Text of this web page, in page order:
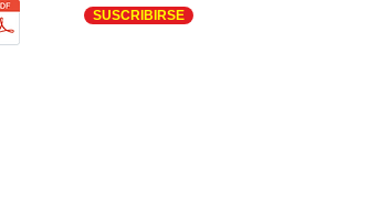
SUSCRIBIRSE